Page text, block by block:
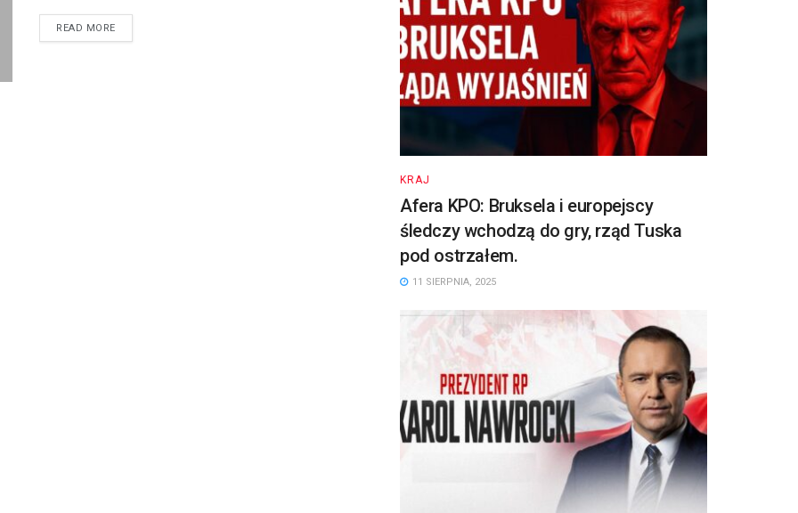
READ MORE
KRAJ
Afera KPO: Bruksela i europejscy
śledczy wchodzą do gry, rząd Tuska
pod ostrzałem.
11 SIERPNIA, 2025